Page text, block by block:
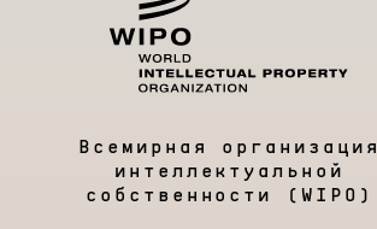
Всемирная организация
интеллектуальной
собственности (WIPO)